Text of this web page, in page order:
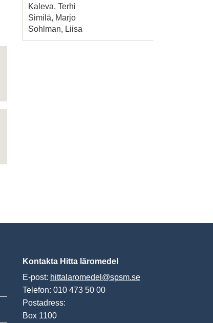
Kaleva, Terhi
Similä, Marjo
Sohlman, Liisa
Kontakta Hitta läromedel
E-post: hittalaromedel@spsm.se
Telefon: 010 473 50 00
Postadress:
Box 1100